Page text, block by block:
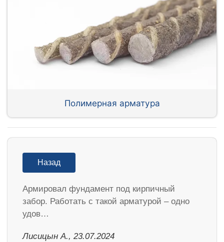
Полимерная арматура
Назад
Армировал фундамент под кирпичный
забор. Работать с такой арматурой – одно
удов…
Лисицын А., 23.07.2024